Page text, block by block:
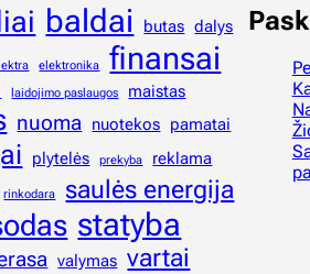
baldai butas dalys
elektronika finansai
laidojimo paslaugos
maistas
nuoma nuotekos pamatai
plytelės prekyba reklama
rinkodara
saulės energija
statyba
valymas vartai